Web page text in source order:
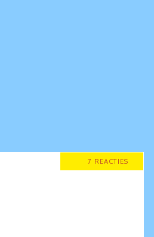
7 REACTIES